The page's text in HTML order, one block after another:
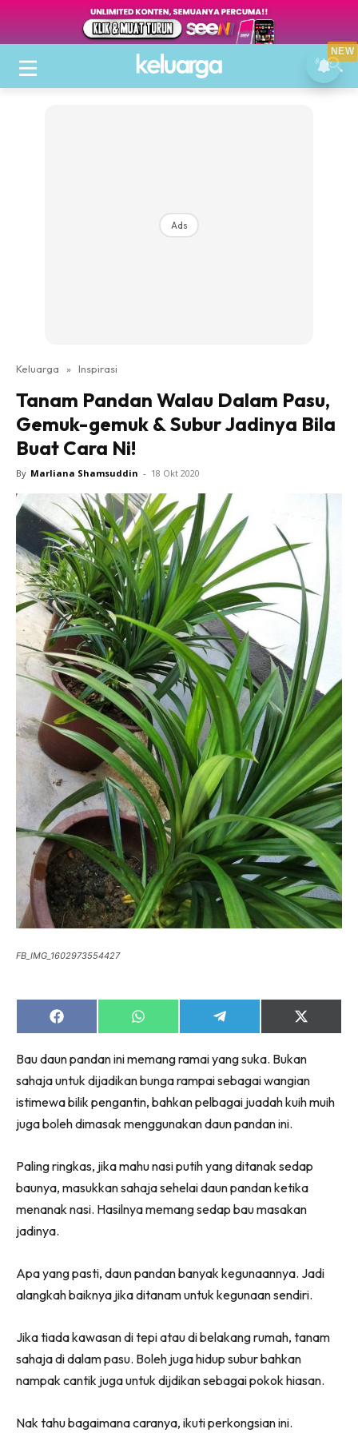
Ads
Keluarga » Inspirasi
Tanam Pandan Walau Dalam Pasu,
Gemuk-gemuk & Subur Jadinya Bila
Buat Cara Ni!
By Marliana Shamsuddin - 18 Okt 2020
FB_IMG_1602973554427
Share
on
Share
on
Share
on
Share
on
(Twitter)
Bau daun pandan ini memang ramai yang suka. Bukan
sahaja untuk dijadikan bunga rampai sebagai wangian
istimewa bilik pengantin, bahkan pelbagai juadah kuih muih
juga boleh dimasak menggunakan daun pandan ini.
Paling ringkas, jika mahu nasi putih yang ditanak sedap
baunya, masukkan sahaja sehelai daun pandan ketika
menanak nasi. Hasilnya memang sedap bau masakan
jadinya.
Apa yang pasti, daun pandan banyak kegunaannya. Jadi
alangkah baiknya jika ditanam untuk kegunaan sendiri.
Jika tiada kawasan di tepi atau di belakang rumah, tanam
sahaja di dalam pasu. Boleh juga hidup subur bahkan
nampak cantik juga untuk dijdikan sebagai pokok hiasan.
Nak tahu bagaimana caranya, ikuti perkongsian ini.
NEW